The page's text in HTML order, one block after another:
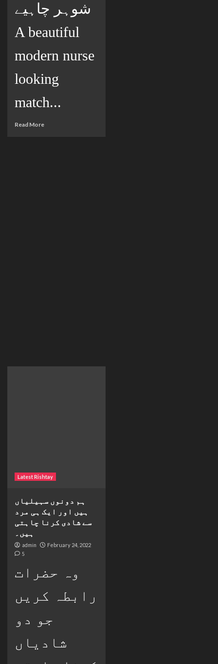
شوہر چاہیے
A beautiful
modern nurse
looking
match...
Read More
Latest Rishtay
ہم دونوں سہیلیاں
ہیں اور ایک ہی مرد
سے شادی کرنا چاہتی
ہیں۔
admin February 24, 2022
5
وہ حضرات
رابطہ کریں
جو دو
شادیاں